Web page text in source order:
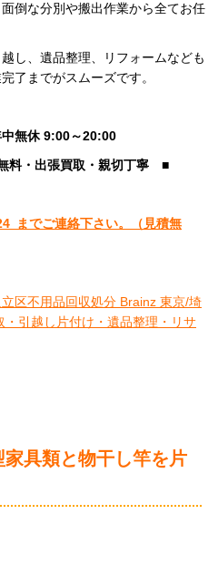
倒な分別や搬出作業から全てお任
し、遺品整理、リフォームなども
了までがスムーズです。
無休 9:00～20:00
料・出張買取・親切丁寧 ■
までご連絡下さい。
（見積無
立区不用品回収処分 Brainz 東京/埼
引越し片付け・遺品整理・リサ
具類と物干し竿を片